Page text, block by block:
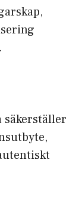
säkerställer